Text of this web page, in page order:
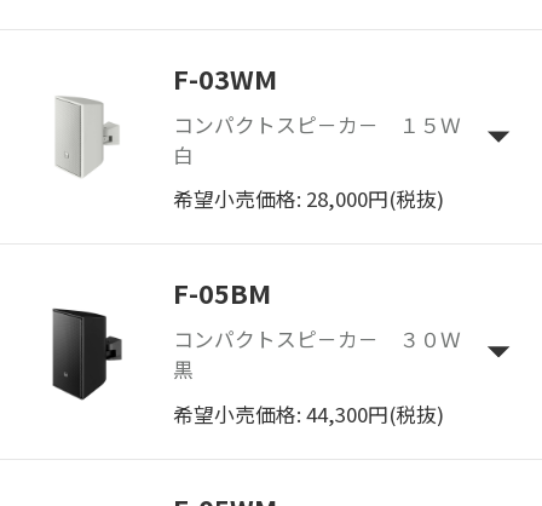
F-03WM
コンパクトスピ－カ－ １５Ｗ
白
希望小売価格: 28,000円(税抜)
F-05BM
コンパクトスピ－カ－ ３０Ｗ
黒
希望小売価格: 44,300円(税抜)